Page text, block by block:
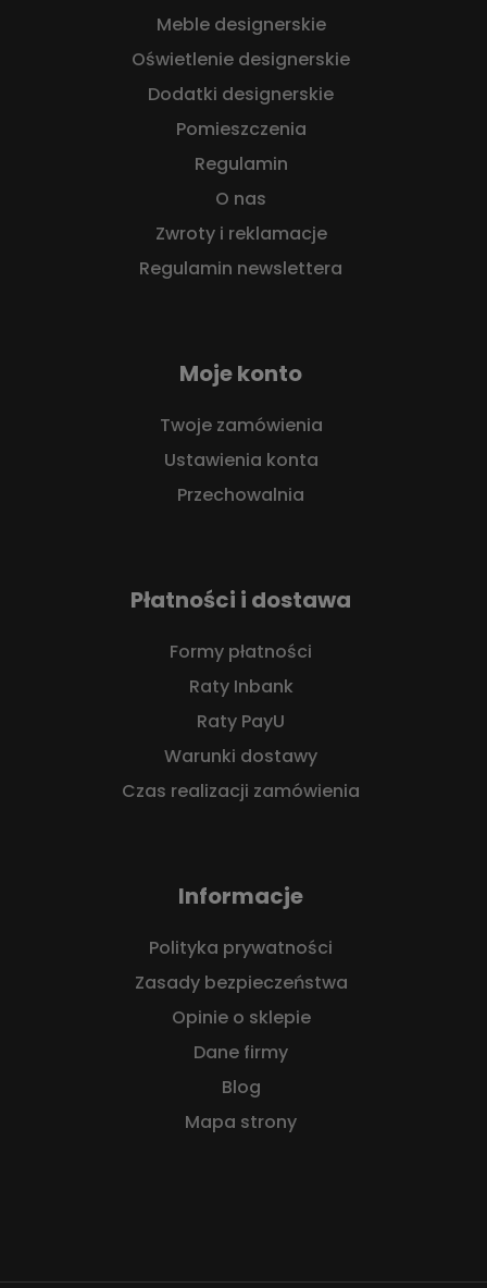
Meble designerskie
Oświetlenie designerskie
Dodatki designerskie
Pomieszczenia
Regulamin
O nas
Zwroty i reklamacje
Regulamin newslettera
Moje konto
Twoje zamówienia
Ustawienia konta
Przechowalnia
Płatności i dostawa
Formy płatności
Raty Inbank
Raty PayU
Warunki dostawy
Czas realizacji zamówienia
Informacje
Polityka prywatności
Zasady bezpieczeństwa
Opinie o sklepie
Dane firmy
Blog
Mapa strony